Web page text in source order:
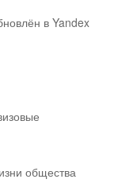
в Yandex
общества